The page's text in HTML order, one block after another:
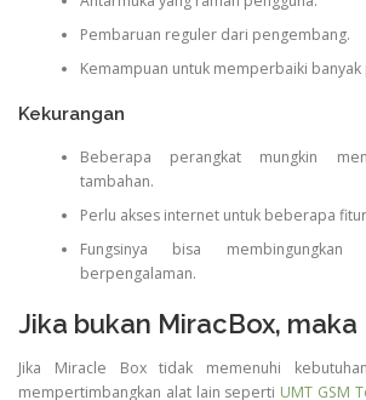
Pembaruan reguler dari pengembang.
Kemampuan untuk memperbaiki banyak
Kekurangan
Beberapa perangkat mungkin
tambahan.
Perlu akses internet untuk beberapa
Fungsinya bisa
berpengalaman.
Jika bukan MiracBox, maka
Jika Miracle Box tidak memenuhi
mempertimbangkan alat lain seperti UMT GSM